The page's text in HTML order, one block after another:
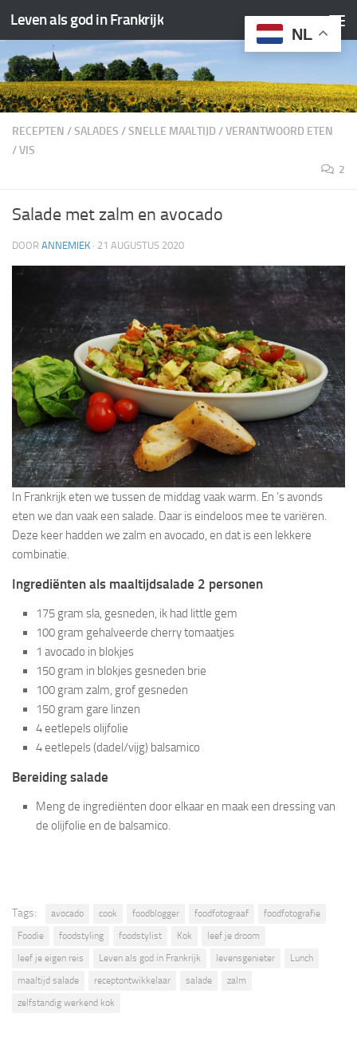
Doorgaan naar inhoud
Leven als god in Frankrijk
RECEPTEN /SALADES /SNELLE MAALTIJD /VERANTWOORD ETEN
/VIS
2
Salade met zalm en avocado
DOOR ANNEMIEK · 21 AUGUSTUS 2020
In Frankrijk eten we tussen de middag vaak warm. En ’s avonds
eten we dan vaak een salade. Daar is eindeloos mee te variëren.
Deze keer hadden we zalm en avocado, en dat is een lekkere
combinatie.
Ingrediënten als maaltijdsalade 2 personen
175 gram sla, gesneden, ik had little gem
100 gram gehalveerde cherry tomaatjes
1 avocado in blokjes
150 gram in blokjes gesneden brie
100 gram zalm, grof gesneden
150 gram gare linzen
4 eetlepels olijfolie
4 eetlepels (dadel/vijg) balsamico
Bereiding salade
Meng de ingrediënten door elkaar en maak een dressing van
de olijfolie en de balsamico.
Tags: avocado cook foodblogger foodfotograaf
foodfotografie
Foodie
foodstyling foodstylist Kok
leef je droom
leef je eigen reis
Leven als god in Frankrijk levensgenieter
Lunch
maaltijd salade
receptontwikkelaar salade
zalm
zelfstandig werkend kok
NL